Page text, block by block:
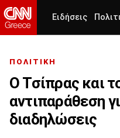
Ειδήσεις
ΠΟΛΙΤΙΚΗ
Ο Τσίπρας και
αντιπαράθεση
διαδηλώσεις